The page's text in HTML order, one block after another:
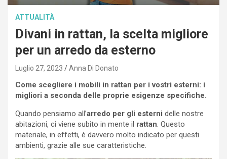
ATTUALITÀ
Divani in rattan, la scelta migliore
per un arredo da esterno
Luglio 27, 2023 Anna Di Donato
Come scegliere i mobili in rattan per i vostri esterni: i
migliori a seconda delle proprie esigenze specifiche.
Quando pensiamo all’arredo per gli esterni delle nostre
abitazioni, ci viene subito in mente il rattan. Questo
materiale, in effetti, è davvero molto indicato per questi
ambienti, grazie alle sue caratteristiche.